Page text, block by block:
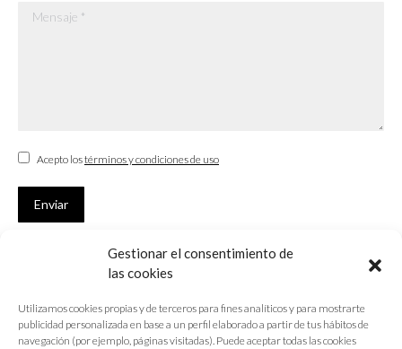
Gestionar el consentimiento de
las cookies
Utilizamos cookies propias y de terceros para fines analíticos y para mostrarte
publicidad personalizada en base a un perfil elaborado a partir de tus hábitos de
navegación (por ejemplo, páginas visitadas). Puede aceptar todas las cookies
Mensaje *
Acepto lostérminos y condiciones de uso
Enviar
que desarrolla el Colegio de Arquitectos de Cádiz
Nombre *